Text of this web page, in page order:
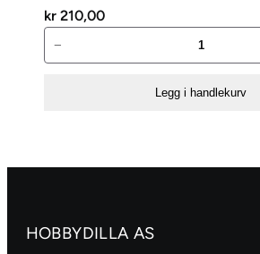
kr 210,00
Standard
yellow
−
Legg i handlekurv
HOBBYDILLA AS